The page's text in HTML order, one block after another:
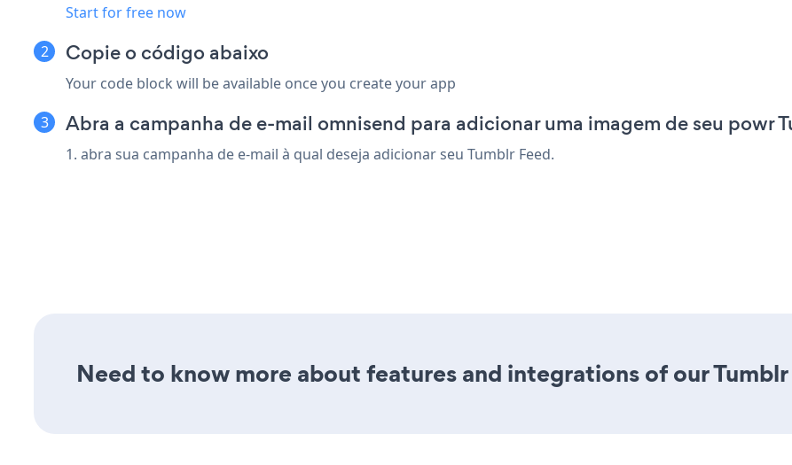
Start for free now
Copie o código abaixo
Your code block will be available once you create your app
Abra a campanha de e-mail omnisend para adicionar uma imagem de seu powr
1. abra sua campanha de e-mail à qual deseja adicionar seu Tumblr Feed.
Need to know more about features and integrations of our Tumblr